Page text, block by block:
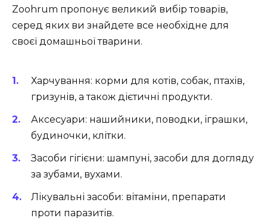
Zoohrum пропонує великий вибір товарів,
серед яких ви знайдете все необхідне для
своєї домашньої тварини.
Харчування: корми для котів, собак, птахів,
гризунів, а також дієтичні продукти.
Аксесуари: нашийники, поводки, іграшки,
будиночки, клітки.
Засоби гігієни: шампуні, засоби для догляду
за зубами, вухами.
Лікувальні засоби: вітаміни, препарати
проти паразитів.